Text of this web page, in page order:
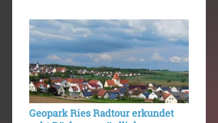
Geopark Ries Radtour erkundet